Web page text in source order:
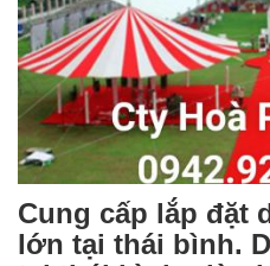
Cung cấp lắp đặt
lớn tại thái bình.